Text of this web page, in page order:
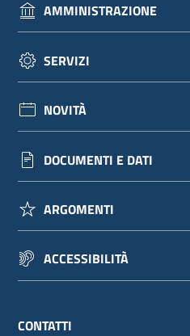
Seguici
su
AMMINISTRAZIONE
SERVIZI
NOVITÀ
DOCUMENTI E DATI
ARGOMENTI
ACCESSIBILITÀ
CONTATTI